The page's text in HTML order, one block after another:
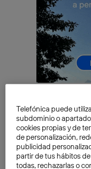
En otros títulos
pérdidas de
terrestre, que se
Eva Vega, jefa del
Espaciales del
Telefónica puede
subdominio o
cookies propias y de
de personalización,
publicidad
partir de tus hábitos
todas, rechazarlas o